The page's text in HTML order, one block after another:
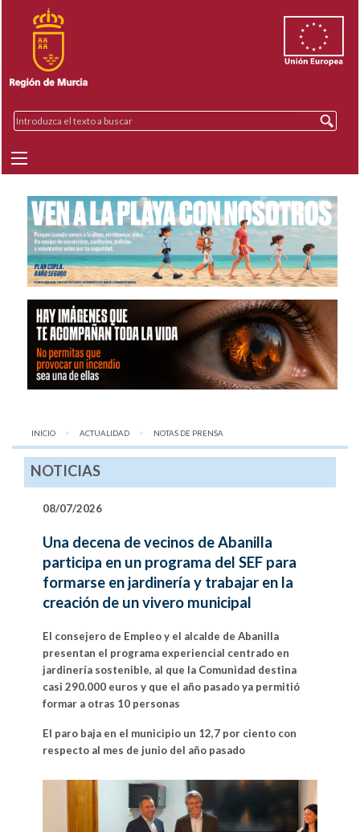
INICIO ACTUALIDAD AQUÍ:
NOTAS DE PRENSA
NOTICIAS
08/07/2026
Una decena de vecinos de Abanilla
participa en un programa del SEF para
formarse en jardinería y trabajar en la
creación de un vivero municipal
El consejero de Empleo y el alcalde de Abanilla
presentan el programa experiencial centrado en
jardinería sostenible, al que la Comunidad destina
casi 290.000 euros y que el año pasado ya permitió
formar a otras 10 personas
El paro baja en el municipio un 12,7 por ciento con
respecto al mes de junio del año pasado